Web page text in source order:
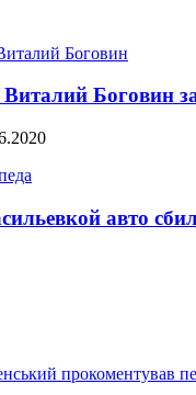
Виталий Боговин
авто
прокоментував